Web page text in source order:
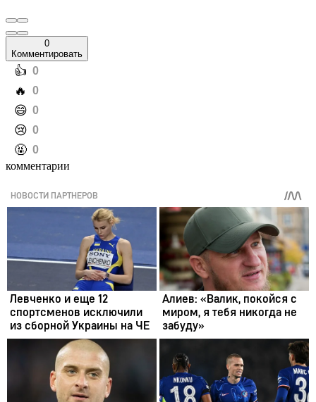
0
Комментировать
️👍 0
️🔥 0
️😄 0
️😢 0
️🤬 0
комментарии